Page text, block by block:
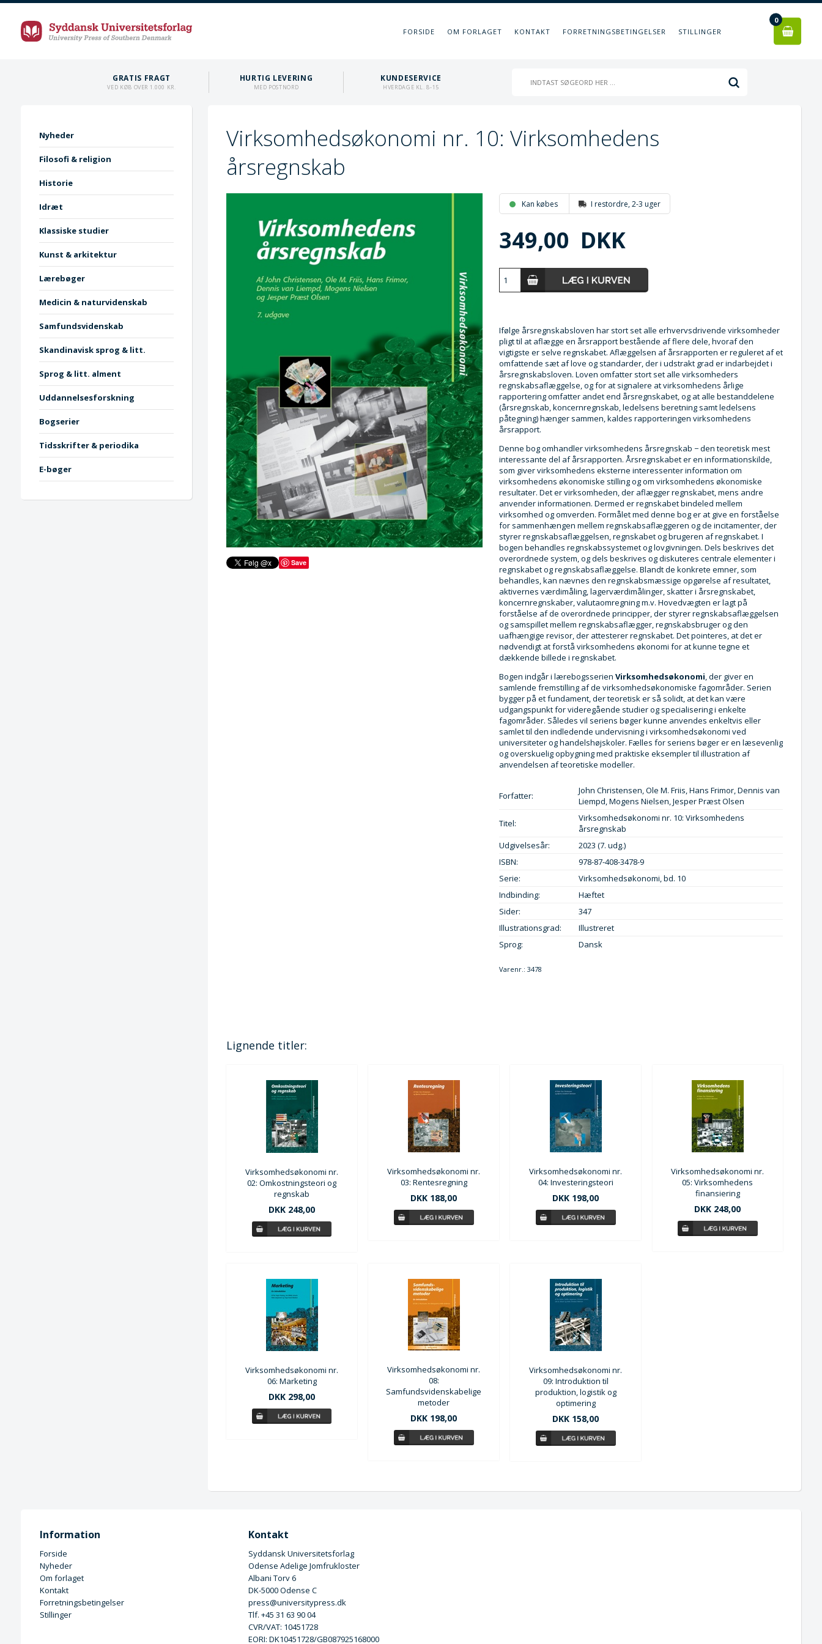
FORSIDE OM FORLAGET KONTAKT FORRETNINGSBETINGELSER STILLINGER
0
GRATIS FRAGT
VED KØB OVER 1.000 KR.
HURTIG LEVERING
MED POSTNORD
KUNDESERVICE
HVERDAGE KL. 8-15
Nyheder
Filosofi & religion
Historie
Idræt
Klassiske studier
Kunst & arkitektur
Lærebøger
Medicin & naturvidenskab
Samfundsvidenskab
Skandinavisk sprog & litt.
Sprog & litt. alment
Uddannelsesforskning
Bogserier
Tidsskrifter & periodika
E-bøger
Virksomhedsøkonomi nr. 10: Virksomhedens
årsregnskab
Save
Kan købes I restordre, 2-3 uger
349,00 DKK
Ifølge årsregnskabsloven har stort set alle erhvervsdrivende virksomheder
pligt til at aflægge en årsrapport bestående af flere dele, hvoraf den
vigtigste er selve regnskabet. Aflæggelsen af årsrapporten er reguleret af et
omfattende sæt af love og standarder, der i udstrakt grad er indarbejdet i
årsregnskabsloven. Loven omfatter stort set alle virksomheders
regnskabsaflæggelse, og for at signalere at virksomhedens årlige
rapportering omfatter andet end årsregnskabet, og at alle bestanddelene
(årsregnskab, koncernregnskab, ledelsens beretning samt ledelsens
påtegning) hænger sammen, kaldes rapporteringen virksomhedens
årsrapport.
Denne bog omhandler virksomhedens årsregnskab − den teoretisk mest
interessante del af årsrapporten. Årsregnskabet er en informationskilde,
som giver virksomhedens eksterne interessenter information om
virksomhedens økonomiske stilling og om virksomhedens økonomiske
resultater. Det er virksomheden, der aflægger regnskabet, mens andre
anvender informationen. Dermed er regnskabet bindeled mellem
virksomhed og omverden. Formålet med denne bog er at give en forståelse
for sammenhængen mellem regnskabsaflæggeren og de incitamenter, der
styrer regnskabsaflæggelsen, regnskabet og brugeren af regnskabet. I
bogen behandles regnskabssystemet og lovgivningen. Dels beskrives det
overordnede system, og dels beskrives og diskuteres centrale elementer i
regnskabet og regnskabsaflæggelse. Blandt de konkrete emner, som
behandles, kan nævnes den regnskabsmæssige opgørelse af resultatet,
aktivernes værdimåling, lagerværdimålinger, skatter i årsregnskabet,
koncernregnskaber, valutaomregning m.v. Hovedvægten er lagt på
forståelse af de overordnede principper, der styrer regnskabsaflæggelsen
og samspillet mellem regnskabsaflægger, regnskabsbruger og den
uafhængige revisor, der attesterer regnskabet. Det pointeres, at det er
nødvendigt at forstå virksomhedens økonomi for at kunne tegne et
dækkende billede i regnskabet.
Bogen indgår i lærebogsserienVirksomhedsøkonomi, der giver en
samlende fremstilling af de virksomhedsøkonomiske fagområder. Serien
bygger på et fundament, der teoretisk er så solidt, at det kan være
udgangspunkt for videregående studier og specialisering i enkelte
fagområder. Således vil seriens bøger kunne anvendes enkeltvis eller
samlet til den indledende undervisning i virksomhedsøkonomi ved
universiteter og handelshøjskoler. Fælles for seriens bøger er en læsevenlig
og overskuelig opbygning med praktiske eksempler til illustration af
anvendelsen af teoretiske modeller.
Forfatter:
John Christensen, Ole M. Friis, Hans Frimor, Dennis van
Liempd, Mogens Nielsen, Jesper Præst Olsen
Titel:
Virksomhedsøkonomi nr. 10: Virksomhedens
årsregnskab
Udgivelsesår:
2023 (7. udg.)
ISBN:
978-87-408-3478-9
Serie:
Virksomhedsøkonomi, bd. 10
Indbinding:
Hæftet
Sider:
347
Illustrationsgrad:
Illustreret
Sprog:
Dansk
Varenr.:3478
Lignende titler:
Virksomhedsøkonomi nr.
02: Omkostningsteori og
regnskab
DKK 248,00
Virksomhedsøkonomi nr.
03: Rentesregning
DKK 188,00
Virksomhedsøkonomi nr.
04: Investeringsteori
DKK 198,00
Virksomhedsøkonomi nr.
05: Virksomhedens
finansiering
DKK 248,00
Virksomhedsøkonomi nr.
06: Marketing
DKK 298,00
Virksomhedsøkonomi nr.
08:
Samfundsvidenskabelige
metoder
DKK 198,00
Virksomhedsøkonomi nr.
09: Introduktion til
produktion, logistik og
optimering
DKK 158,00
Information
Forside
Nyheder
Om forlaget
Kontakt
Forretningsbetingelser
Stillinger
Kontakt
Syddansk Universitetsforlag
Odense Adelige Jomfrukloster
Albani Torv 6
DK-5000 Odense C
press@universitypress.dk
Tlf. +45 31 63 90 04
CVR/VAT: 10451728
EORI: DK10451728/GB087925168000